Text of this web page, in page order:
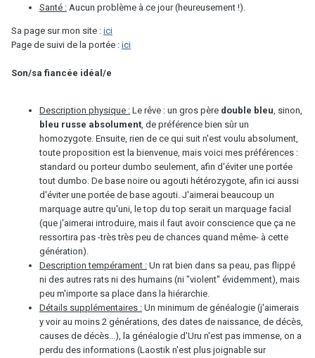
Santé : Aucun problème à ce jour (heureusement !).
Sa page sur mon site : ici
Page de suivi de la portée : ici
Son/sa fiancée idéal/e
Description physique : Le rêve : un gros père double bleu, sinon,
bleu russe absolument, de préférence bien sûr un
homozygote. Ensuite, rien de ce qui suit n'est voulu absolument,
toute proposition est la bienvenue, mais voici mes préférences :
standard ou porteur dumbo seulement, afin d'éviter une portée
tout dumbo. De base noire ou agouti hétérozygote, afin ici aussi
d'éviter une portée de base agouti. J'aimerai beaucoup un
marquage autre qu'uni, le top du top serait un marquage facial
(que j'aimerai introduire, mais il faut avoir conscience que ça ne
ressortira pas -très très peu de chances quand même- à cette
génération).
Description tempérament : Un rat bien dans sa peau, pas flippé
ni des autres rats ni des humains (ni "violent" évidemment), mais
peu m'importe sa place dans la hiérarchie.
Détails supplémentaires : Un minimum de généalogie (j'aimerais
y voir au moins 2 générations, des dates de naissance, de décès,
causes de décès...), la généalogie d'Uru n'est pas immense, on a
perdu des informations (Laostik n'est plus joignable sur